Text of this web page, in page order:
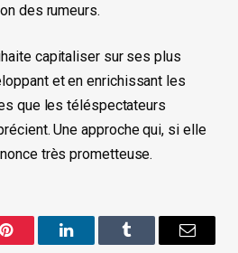
des rumeurs.
capitaliser sur ses plus
et en enrichissant les
que les téléspectateurs
Une approche qui, si elle
très prometteuse.
Pinterest LinkedInTumblr Email